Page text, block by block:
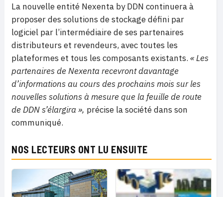
La nouvelle entité Nexenta by DDN continuera à
proposer des solutions de stockage défini par
logiciel par l’intermédiaire de ses partenaires
distributeurs et revendeurs, avec toutes les
plateformes et tous les composants existants. « Les
partenaires de Nexenta recevront davantage
d’informations au cours des prochains mois sur les
nouvelles solutions à mesure que la feuille de route
de DDN s’élargira », précise la société dans son
communiqué.
NOS LECTEURS ONT LU ENSUITE